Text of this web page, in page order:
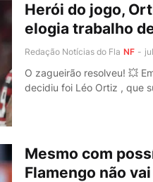
Herói do jogo,
elogia trabalho
Redação Notícias do Fla NF -
O zagueirão resolveu! 💥
decidiu foi Léo Ortiz , que
Mesmo com
Flamengo não